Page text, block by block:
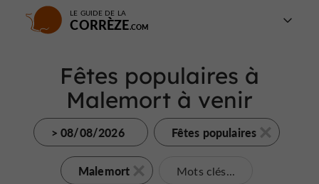
LE GUIDE DE LA
CORRÈZE
Fêtes populaires à
Malemort à venir
> 08/08/2026 Fêtes populaires
Malemort Mots clés...